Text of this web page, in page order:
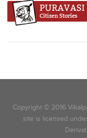
Copyright © 2016
site is licensed